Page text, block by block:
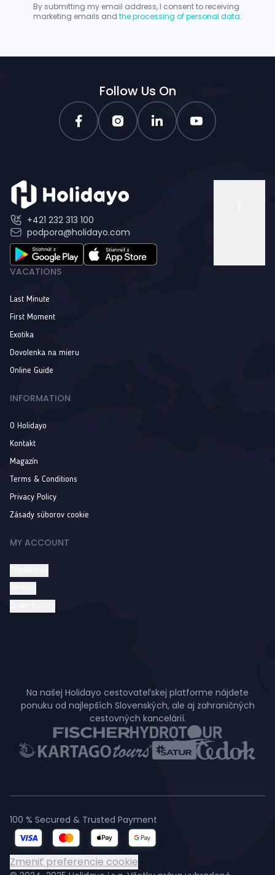
By submitting my email address, I consent to receiving
marketing emails and the processing of personal data.
Follow Us On
+421 232 313 100
podpora@holidayo.com
VACATIONS
Last Minute
First Moment
Exotika
Dovolenka na mieru
Online Guide
INFORMATION
O Holidayo
Kontakt
Magazín
Terms & Conditions
Privacy Policy
Zásady súborov cookie
MY ACCOUNT
Na našej Holidayo cestovateľskej platforme nájdete
ponuku od najlepších Slovenských, ale aj zahraničných
cestovných kancelárií.
100 % Secured & Trusted Payment
Zmeniť preferencie cookie